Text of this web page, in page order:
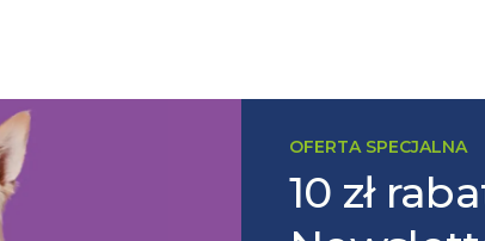
OFERTA SPECJALNA
10 zł